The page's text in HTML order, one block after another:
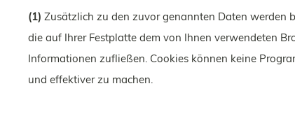
(1) Zusätzlich zu den zuvor genannten Daten werden
die auf Ihrer Festplatte dem von Ihnen verwendeten
Informationen zufließen. Cookies können keine
und effektiver zu machen.